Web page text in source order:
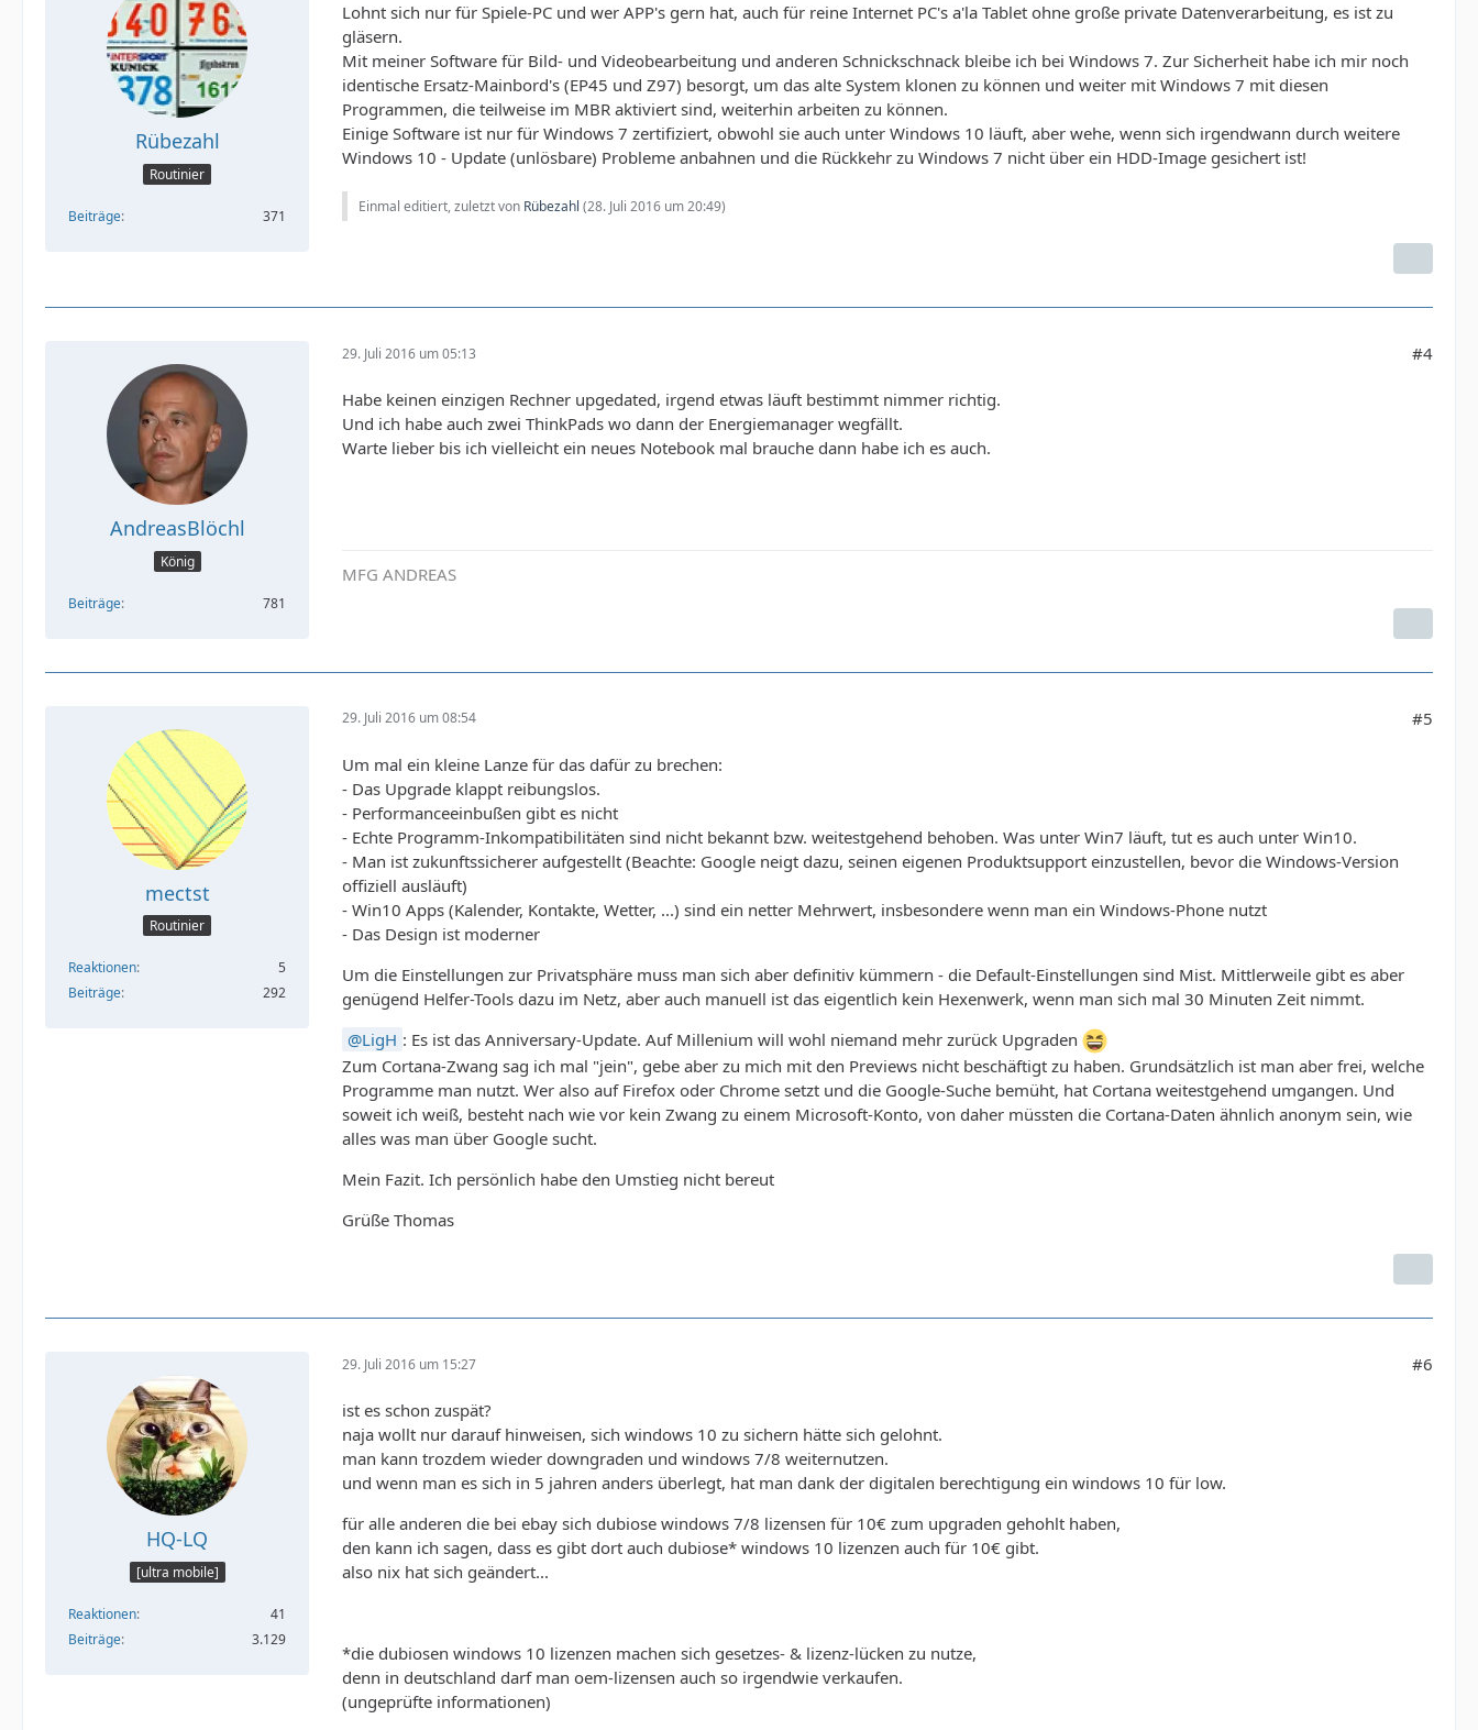
Rübezahl
Routinier
Beiträge 371
Lohnt sich nur für Spiele-PC und wer APP's gern hat, auch für reine Internet PC's a'la Tablet ohne große private Datenverarbeitung, es ist zu
gläsern.
Mit meiner Software für Bild- und Videobearbeitung und anderen Schnickschnack bleibe ich bei Windows 7. Zur Sicherheit habe ich mir noch
identische Ersatz-Mainbord's (EP45 und Z97) besorgt, um das alte System klonen zu können und weiter mit Windows 7 mit diesen
Programmen, die teilweise im MBR aktiviert sind, weiterhin arbeiten zu können.
Einige Software ist nur für Windows 7 zertifiziert, obwohl sie auch unter Windows 10 läuft, aber wehe, wenn sich irgendwann durch weitere
Windows 10 - Update (unlösbare) Probleme anbahnen und die Rückkehr zu Windows 7 nicht über ein HDD-Image gesichert ist!
Einmal editiert, zuletzt von Rübezahl (28. Juli 2016 um 20:49)
AndreasBlöchl
König
Beiträge 781
29. Juli 2016 um 05:13 #4
Habe keinen einzigen Rechner upgedated, irgend etwas läuft bestimmt nimmer richtig.
Und ich habe auch zwei ThinkPads wo dann der Energiemanager wegfällt.
Warte lieber bis ich vielleicht ein neues Notebook mal brauche dann habe ich es auch.
MFG ANDREAS
mectst
Routinier
Reaktionen
5
Beiträge
292
29. Juli 2016 um 08:54 #5
Um mal ein kleine Lanze für das dafür zu brechen:
- Das Upgrade klappt reibungslos.
- Performanceeinbußen gibt es nicht
- Echte Programm-Inkompatibilitäten sind nicht bekannt bzw. weitestgehend behoben. Was unter Win7 läuft, tut es auch unter Win10.
- Man ist zukunftssicherer aufgestellt (Beachte: Google neigt dazu, seinen eigenen Produktsupport einzustellen, bevor die Windows-Version
offiziell ausläuft)
- Win10 Apps (Kalender, Kontakte, Wetter, ...) sind ein netter Mehrwert, insbesondere wenn man ein Windows-Phone nutzt
- Das Design ist moderner
Um die Einstellungen zur Privatsphäre muss man sich aber definitiv kümmern - die Default-Einstellungen sind Mist. Mittlerweile gibt es aber
genügend Helfer-Tools dazu im Netz, aber auch manuell ist das eigentlich kein Hexenwerk, wenn man sich mal 30 Minuten Zeit nimmt.
LigH : Es ist das Anniversary-Update. Auf Millenium will wohl niemand mehr zurück Upgraden
Zum Cortana-Zwang sag ich mal "jein", gebe aber zu mich mit den Previews nicht beschäftigt zu haben. Grundsätzlich ist man aber frei, welche
Programme man nutzt. Wer also auf Firefox oder Chrome setzt und die Google-Suche bemüht, hat Cortana weitestgehend umgangen. Und
soweit ich weiß, besteht nach wie vor kein Zwang zu einem Microsoft-Konto, von daher müssten die Cortana-Daten ähnlich anonym sein, wie
alles was man über Google sucht.
Mein Fazit. Ich persönlich habe den Umstieg nicht bereut
Grüße Thomas
HQ-LQ
[ultra mobile]
Reaktionen
41
Beiträge
3.129
29. Juli 2016 um 15:27 #6
ist es schon zuspät?
naja wollt nur darauf hinweisen, sich windows 10 zu sichern hätte sich gelohnt.
man kann trozdem wieder downgraden und windows 7/8 weiternutzen.
und wenn man es sich in 5 jahren anders überlegt, hat man dank der digitalen berechtigung ein windows 10 für low.
für alle anderen die bei ebay sich dubiose windows 7/8 lizensen für 10€ zum upgraden gehohlt haben,
den kann ich sagen, dass es gibt dort auch dubiose* windows 10 lizenzen auch für 10€ gibt.
also nix hat sich geändert...
*die dubiosen windows 10 lizenzen machen sich gesetzes- & lizenz-lücken zu nutze,
denn in deutschland darf man oem-lizensen auch so irgendwie verkaufen.
(ungeprüfte informationen)